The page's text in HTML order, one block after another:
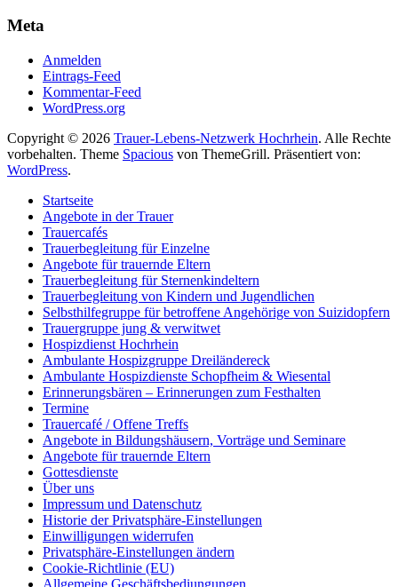
Meta
Anmelden
Eintrags-Feed
Kommentar-Feed
WordPress.org
Copyright © 2026 Trauer-Lebens-Netzwerk Hochrhein. Alle Rechte
vorbehalten. Theme Spacious von ThemeGrill. Präsentiert von:
WordPress.
Startseite
Angebote in der Trauer
Trauercafés
Trauerbegleitung für Einzelne
Angebote für trauernde Eltern
Trauerbegleitung für Sternenkindeltern
Trauerbegleitung von Kindern und Jugendlichen
Selbsthilfegruppe für betroffene Angehörige von Suizidopfern
Trauergruppe jung & verwitwet
Hospizdienst Hochrhein
Ambulante Hospizgruppe Dreiländereck
Ambulante Hospizdienste Schopfheim & Wiesental
Erinnerungsbären – Erinnerungen zum Festhalten
Termine
Trauercafé / Offene Treffs
Angebote in Bildungshäusern, Vorträge und Seminare
Angebote für trauernde Eltern
Gottesdienste
Über uns
Impressum und Datenschutz
Historie der Privatsphäre-Einstellungen
Einwilligungen widerrufen
Privatsphäre-Einstellungen ändern
Cookie-Richtlinie (EU)
Allgemeine Geschäftsbediungungen